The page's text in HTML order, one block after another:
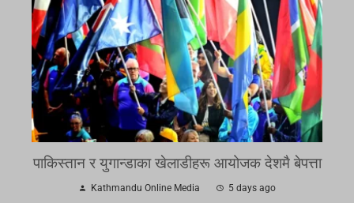
पाकिस्तान र युगान्डाका खेलाडीहरू आयोजक देशमै बेपत्ता
Kathmandu Online Media 5 days ago